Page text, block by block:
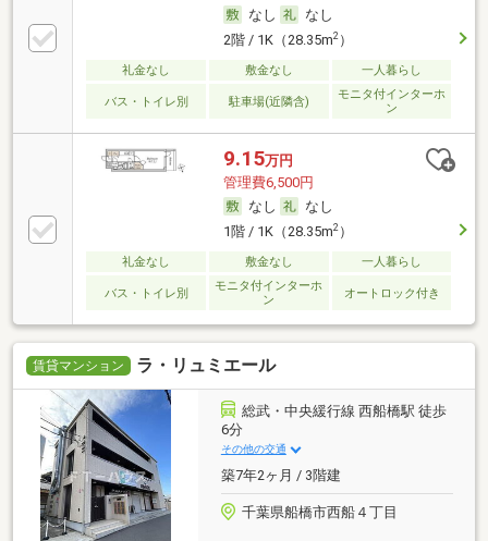
なし
なし
2階 / 1K（28.35m2）
礼金なし 敷金なし 一人暮らし
バス・トイレ別 駐車場(近隣含)
モニタ付インターホ
ン
9.15万円
管理費6,500円
なし
なし
1階 / 1K（28.35m2）
礼金なし 敷金なし 一人暮らし
バス・トイレ別
モニタ付インターホ
ン
オートロック付き
賃貸マンション ラ・リュミエール
総武・中央緩行線 西船橋駅 徒歩
6分
その他の交通
築7年2ヶ月 / 3階建
千葉県船橋市西船４丁目